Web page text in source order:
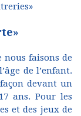
nous faisons de
de l’enfant.
devant un
ans. Pour les
et des jeux de